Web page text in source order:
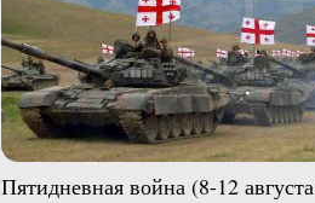
Пятидневная война (8-12